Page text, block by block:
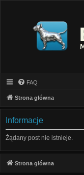
FAQ
Strona główna
Informacje
Żądany post nie istnieje.
Strona główna